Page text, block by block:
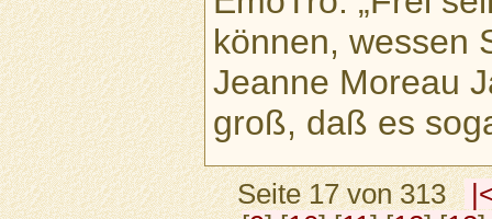
können, wessen
Jeanne Moreau
groß, daß es
Seite 17 von 313